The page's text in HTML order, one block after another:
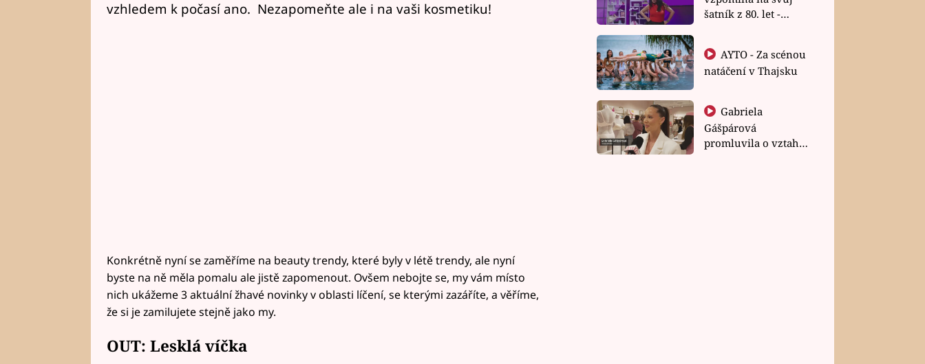
vzhledem k počasí ano. Nezapomeňte ale i na vaši kosmetiku!
Konkrétně nyní se zaměříme na beauty trendy, které byly v létě trendy, ale nyní
byste na ně měla pomalu ale jistě zapomenout. Ovšem nebojte se, my vám místo
nich ukážeme 3 aktuální žhavé novinky v oblasti líčení, se kterými zazáříte, a věříme,
že si je zamilujete stejně jako my.
OUT: Lesklá víčka
šatník z 80. let -
natáčení v Thajsku
Gabriela
Gášpárová
promluvila o vztahu